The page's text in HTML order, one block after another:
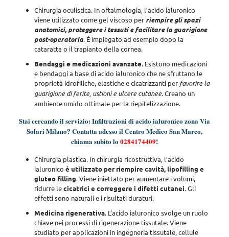
Chirurgia oculistica. In oftalmologia, l’acido ialuronico
viene utilizzato come gel viscoso per riempire gli spazi
anatomici, proteggere i tessuti e facilitare la guarigione
post-operatoria. È impiegato ad esempio dopo la
cataratta o il trapianto della cornea.
Bendaggi e medicazioni avanzate. Esistono medicazioni
e bendaggi a base di acido ialuronico che ne sfruttano le
proprietà idrofiliche, elastiche e cicatrizzanti per favorire la
guarigione di ferite, ustioni e ulcere cutanee. Creano un
ambiente umido ottimale per la riepitelizzazione.
Stai cercando il servizio: Infiltrazioni di acido ialuronico zona Via
Solari Milano? Contatta adesso il Centro Medico San Marco,
chiama subito lo0284174409!
Chirurgia plastica. In chirurgia ricostruttiva, l’acido
ialuronico è utilizzato per riempire cavità, lipofilling e
gluteo filling. Viene iniettato per aumentare i volumi,
ridurre lecicatrici e correggere i difetti cutanei. Gli
effetti sono naturali e i risultati duraturi.
Medicina rigenerativa. L’acido ialuronico svolge un ruolo
chiave nei processi di rigenerazione tissutale.Viene
studiato per applicazioni in ingegneria tissutale, cellule